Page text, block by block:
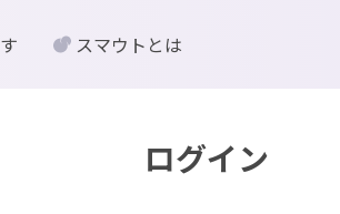
ログイン
スマウトとは